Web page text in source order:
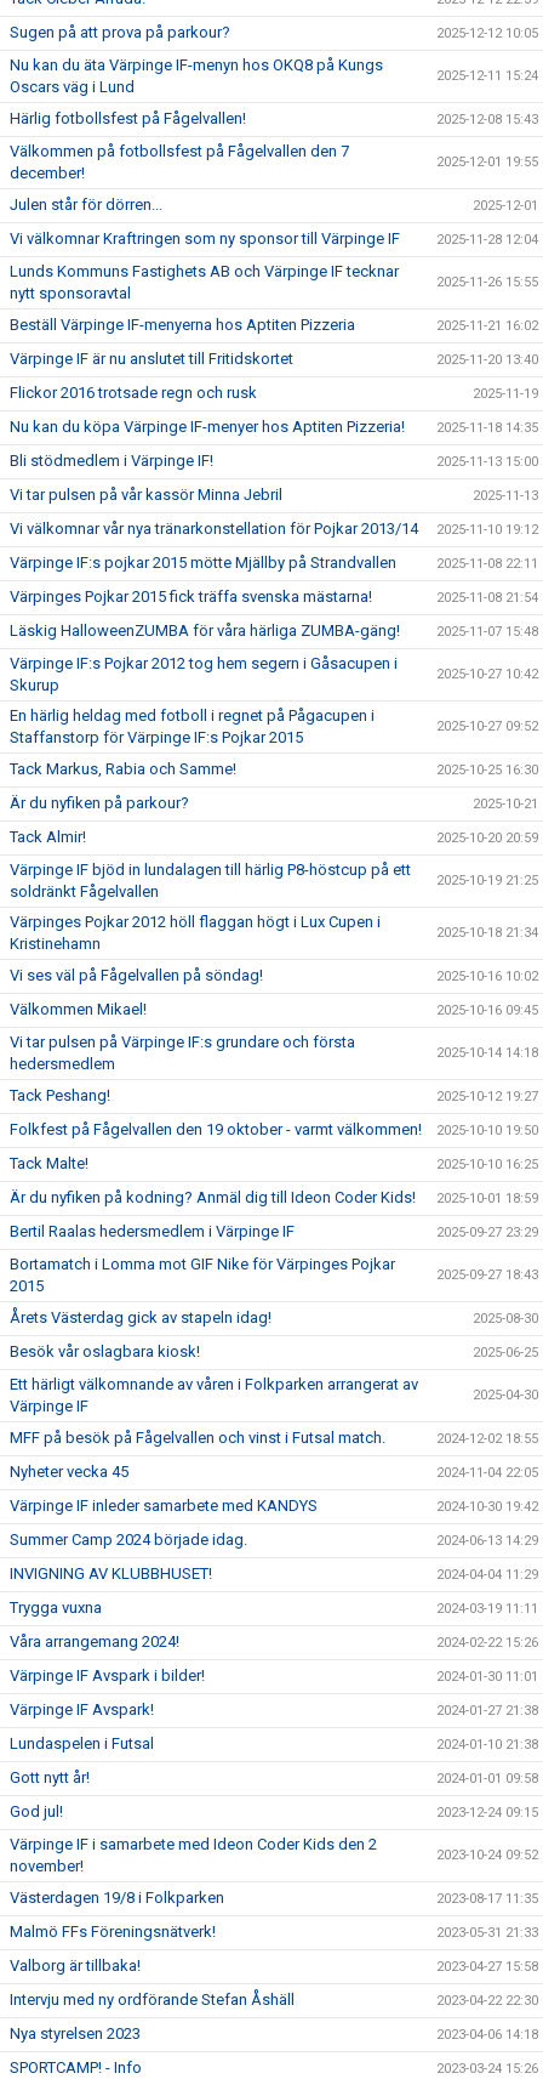
Sugen på att prova på parkour? 2025-12-12 10:05
Nu kan du äta Värpinge IF-menyn hos OKQ8 på Kungs
Oscars väg i Lund
2025-12-11 15:24
Härlig fotbollsfest på Fågelvallen! 2025-12-08 15:43
Välkommen på fotbollsfest på Fågelvallen den 7
december!
2025-12-01 19:55
Julen står för dörren... 2025-12-01
Vi välkomnar Kraftringen som ny sponsor till Värpinge IF 2025-11-28 12:04
Lunds Kommuns Fastighets AB och Värpinge IF tecknar
nytt sponsoravtal
2025-11-26 15:55
Beställ Värpinge IF-menyerna hos Aptiten Pizzeria 2025-11-21 16:02
Värpinge IF är nu anslutet till Fritidskortet 2025-11-20 13:40
Flickor 2016 trotsade regn och rusk 2025-11-19
Nu kan du köpa Värpinge IF-menyer hos Aptiten Pizzeria! 2025-11-18 14:35
Bli stödmedlem i Värpinge IF! 2025-11-13 15:00
Vi tar pulsen på vår kassör Minna Jebril 2025-11-13
Vi välkomnar vår nya tränarkonstellation för Pojkar 2013/14 2025-11-10 19:12
Värpinge IF:s pojkar 2015 mötte Mjällby på Strandvallen 2025-11-08 22:11
Värpinges Pojkar 2015 fick träffa svenska mästarna! 2025-11-08 21:54
Läskig HalloweenZUMBA för våra härliga ZUMBA-gäng! 2025-11-07 15:48
Värpinge IF:s Pojkar 2012 tog hem segern i Gåsacupen i
Skurup
2025-10-27 10:42
En härlig heldag med fotboll i regnet på Pågacupen i
Staffanstorp för Värpinge IF:s Pojkar 2015
2025-10-27 09:52
Tack Markus, Rabia och Samme! 2025-10-25 16:30
Är du nyfiken på parkour? 2025-10-21
Tack Almir! 2025-10-20 20:59
Värpinge IF bjöd in lundalagen till härlig P8-höstcup på ett
soldränkt Fågelvallen
2025-10-19 21:25
Värpinges Pojkar 2012 höll flaggan högt i Lux Cupen i
Kristinehamn
2025-10-18 21:34
Vi ses väl på Fågelvallen på söndag! 2025-10-16 10:02
Välkommen Mikael! 2025-10-16 09:45
Vi tar pulsen på Värpinge IF:s grundare och första
hedersmedlem
2025-10-14 14:18
Tack Peshang! 2025-10-12 19:27
Folkfest på Fågelvallen den 19 oktober - varmt välkommen! 2025-10-10 19:50
Tack Malte! 2025-10-10 16:25
Är du nyfiken på kodning? Anmäl dig till Ideon Coder Kids! 2025-10-01 18:59
Bertil Raalas hedersmedlem i Värpinge IF 2025-09-27 23:29
Bortamatch i Lomma mot GIF Nike för Värpinges Pojkar
2015
2025-09-27 18:43
Årets Västerdag gick av stapeln idag! 2025-08-30
Besök vår oslagbara kiosk! 2025-06-25
Ett härligt välkomnande av våren i Folkparken arrangerat av
Värpinge IF
2025-04-30
MFF på besök på Fågelvallen och vinst i Futsal match. 2024-12-02 18:55
Nyheter vecka 45 2024-11-04 22:05
Värpinge IF inleder samarbete med KANDYS 2024-10-30 19:42
Summer Camp 2024 började idag. 2024-06-13 14:29
INVIGNING AV KLUBBHUSET! 2024-04-04 11:29
Trygga vuxna 2024-03-19 11:11
Våra arrangemang 2024! 2024-02-22 15:26
Värpinge IF Avspark i bilder! 2024-01-30 11:01
Värpinge IF Avspark! 2024-01-27 21:38
Lundaspelen i Futsal 2024-01-10 21:38
Gott nytt år! 2024-01-01 09:58
God jul! 2023-12-24 09:15
Värpinge IF i samarbete med Ideon Coder Kids den 2
november!
2023-10-24 09:52
Västerdagen 19/8 i Folkparken 2023-08-17 11:35
Malmö FFs Föreningsnätverk! 2023-05-31 21:33
Valborg är tillbaka! 2023-04-27 15:58
Intervju med ny ordförande Stefan Åshäll 2023-04-22 22:30
Nya styrelsen 2023 2023-04-06 14:18
SPORTCAMP! - Info 2023-03-24 15:26